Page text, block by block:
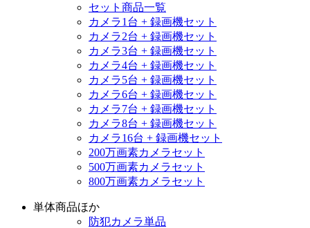
セット商品一覧
カメラ1台 + 録画機セット
カメラ2台 + 録画機セット
カメラ3台 + 録画機セット
カメラ4台 + 録画機セット
カメラ5台 + 録画機セット
カメラ6台 + 録画機セット
カメラ7台 + 録画機セット
カメラ8台 + 録画機セット
カメラ16台 + 録画機セット
200万画素カメラセット
500万画素カメラセット
800万画素カメラセット
単体商品ほか
防犯カメラ単品